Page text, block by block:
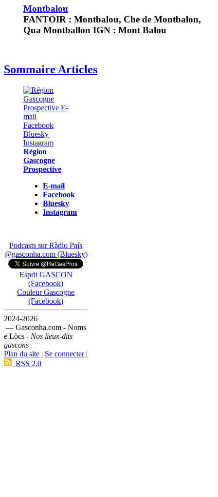
Montbalou
FANTOIR : Montbalou, Che de Montbalon,
Qua Montballon IGN : Mont Balou
Sommaire Articles
Région
Gascogne
Prospective
E-mail
Facebook
Bluesky
Instagram
Podcasts sur Ràdio País
@gasconha.com (Bluesky)
Esprit GASCON
(Facebook)
Couleur Gascogne
(Facebook)
2024-2026
— Gasconha.com - Noms
e Lòcs - Nos lieux-dits
gascons
Plan du site | Se connecter|
RSS 2.0